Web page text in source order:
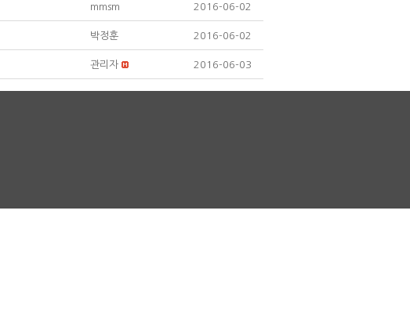
mmsm 2016-06-02
박정훈 2016-06-02
관리자 2016-06-03